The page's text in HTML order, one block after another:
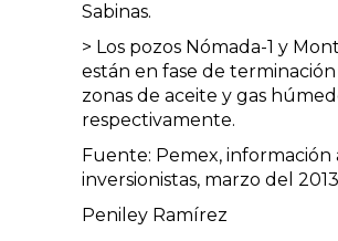
Sabinas.
> Los pozos Nómada-1 y
están en fase de terminación
zonas de aceite y gas
respectivamente.
Fuente: Pemex, información
inversionistas, marzo del
Peniley Ramírez